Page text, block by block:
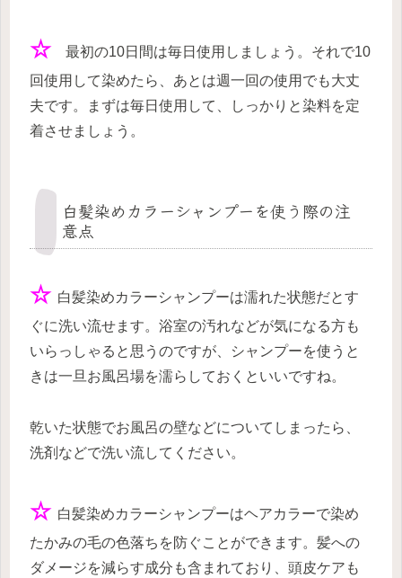
☆最初の10日間は毎日使用しましょう。それで10
回使用して染めたら、あとは週一回の使用でも大丈
夫です。まずは毎日使用して、しっかりと染料を定
着させましょう。
白髪染めカラーシャンプーを使う際の注
意点
☆ 白髪染めカラーシャンプーは濡れた状態だとす
ぐに洗い流せます。浴室の汚れなどが気になる方も
いらっしゃると思うのですが、シャンプーを使うと
きは一旦お風呂場を濡らしておくといいですね。
乾いた状態でお風呂の壁などについてしまったら、
洗剤などで洗い流してください。
☆ 白髪染めカラーシャンプーはヘアカラーで染め
たかみの毛の色落ちを防ぐことができます。髪への
ダメージを減らす成分も含まれており、頭皮ケアも